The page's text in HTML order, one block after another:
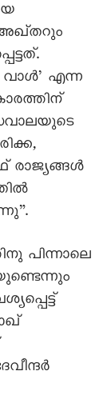
എന്ന
രാജ്യങ്ങള്‍
പിന്നാലെ